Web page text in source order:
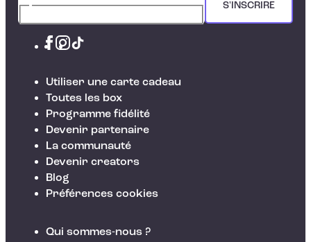
S'INSCRIRE
Utiliser une carte cadeau
Toutes les box
Programme fidélité
Devenir partenaire
La communauté
Devenir creators
Blog
Préférences cookies
Qui sommes-nous ?